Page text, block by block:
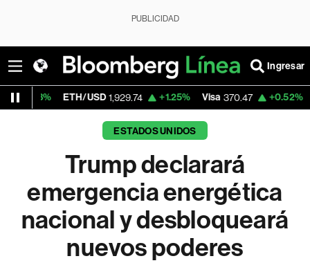
PUBLICIDAD
Ingresar
USD 1,929.74 +1.25% Visa 370.47 +0.52%
ESTADOS UNIDOS
Trump declarará
emergencia energética
nacional y desbloqueará
nuevos poderes